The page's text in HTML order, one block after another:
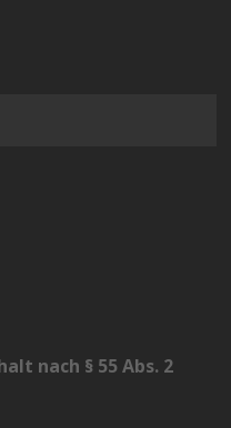
nach § 55 Abs. 2